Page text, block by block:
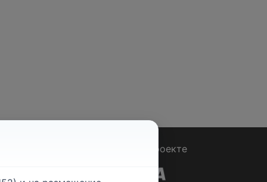
О проекте